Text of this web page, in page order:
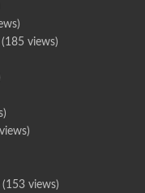
views)
views)